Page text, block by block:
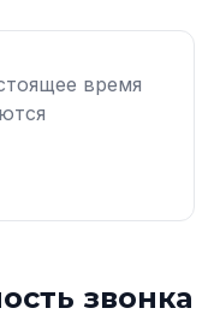
время
звонка